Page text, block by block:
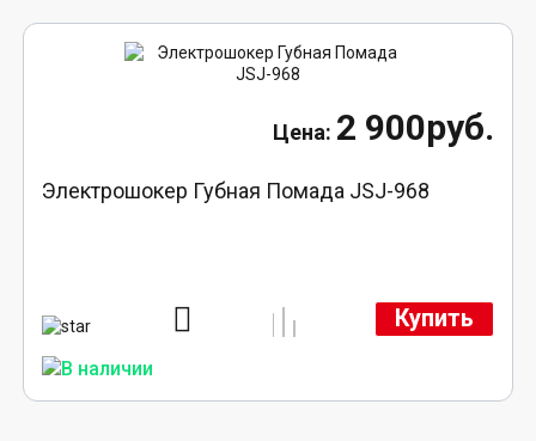
2 900руб.
Электрошокер Губная Помада JSJ-968
Купить